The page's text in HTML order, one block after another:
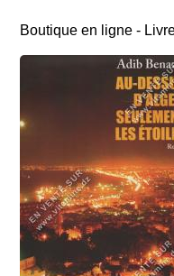
Boutique en ligne -